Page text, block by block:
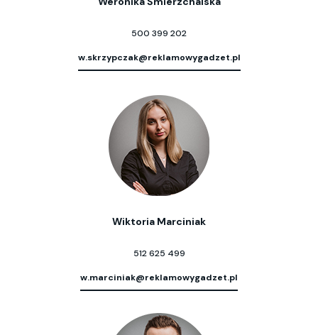
500 399 202
w.skrzypczak@reklamowygadzet.pl
Wiktoria Marciniak
512 625 499
w.marciniak@reklamowygadzet.pl